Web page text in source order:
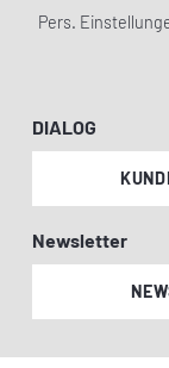
Pers.
DIALOG
Newsletter